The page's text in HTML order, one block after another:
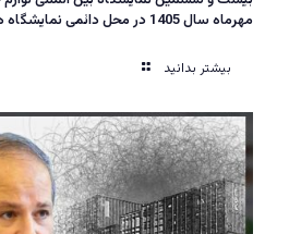
مهرماه سال 1405 در محل دائمی نمایشگاه های بین المللی تهران
بیشتر بدانید